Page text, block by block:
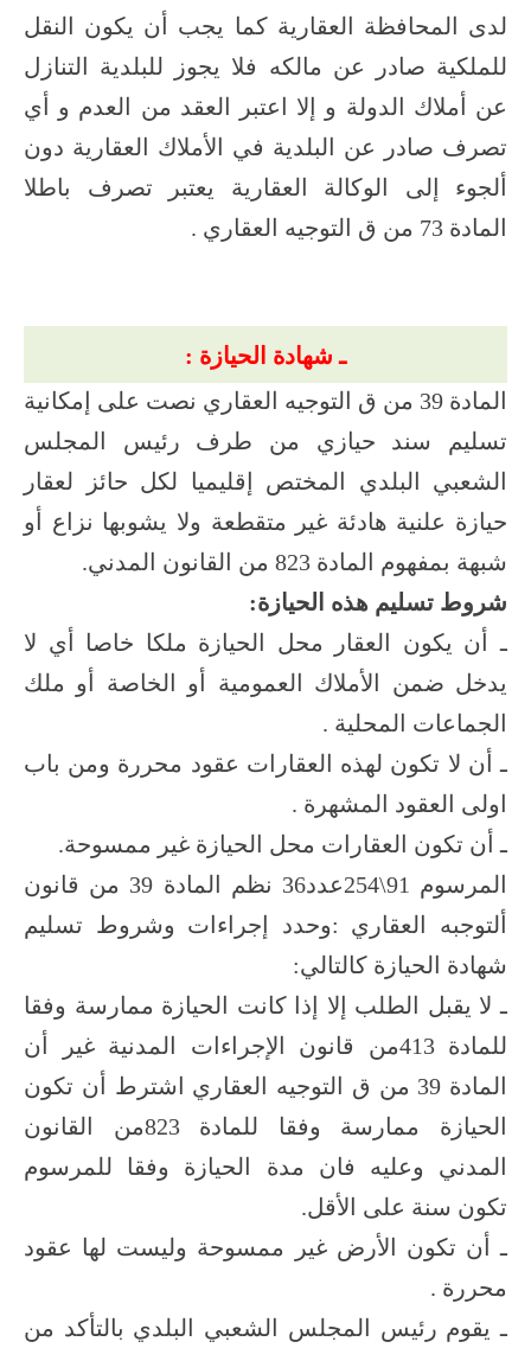
لدى المحافظة العقارية كما يجب أن يكون النقل
للملكية صادر عن مالكه فلا يجوز للبلدية التنازل
عن أملاك الدولة و إلا اعتبر العقد من العدم و أي
تصرف صادر عن البلدية في الأملاك العقارية دون
ألجوء إلى الوكالة العقارية يعتبر تصرف باطلا
المادة 73 من ق التوجيه العقاري .
ـ شهادة الحيازة :
المادة 39 من ق التوجيه العقاري نصت على إمكانية
تسليم سند حيازي من طرف رئيس المجلس
الشعبي البلدي المختص إقليميا لكل حائز لعقار
حيازة علنية هادئة غير متقطعة ولا يشوبها نزاع أو
شبهة بمفهوم المادة 823 من القانون المدني.
شروط تسليم هذه الحيازة:
ـ أن يكون العقار محل الحيازة ملكا خاصا أي لا
يدخل ضمن الأملاك العمومية أو الخاصة أو ملك
الجماعات المحلية .
ـ أن لا تكون لهذه العقارات عقود محررة ومن باب
اولى العقود المشهرة .
ـ أن تكون العقارات محل الحيازة غير ممسوحة.
المرسوم 91\254عدد36 نظم المادة 39 من قانون
ألتوجبه العقاري :وحدد إجراءات وشروط تسليم
شهادة الحيازة كالتالي:
ـ لا يقبل الطلب إلا إذا كانت الحيازة ممارسة وفقا
للمادة 413من قانون الإجراءات المدنية غير أن
المادة 39 من ق التوجيه العقاري اشترط أن تكون
الحيازة ممارسة وفقا للمادة 823من القانون
المدني وعليه فان مدة الحيازة وفقا للمرسوم
تكون سنة على الأقل.
ـ أن تكون الأرض غير ممسوحة وليست لها عقود
محررة .
ـ يقوم رئيس المجلس الشعبي البلدي بالتأكد من